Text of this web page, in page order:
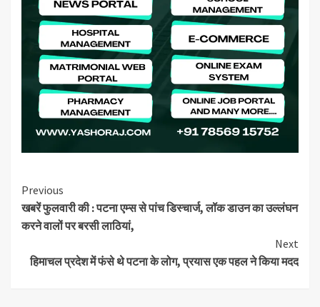
Continue
Reading
Previous
खबरें फुलवारी की : पटना एम्स से पांच डिस्चार्ज, लॉक डाउन का उल्लंघन
करने वालों पर बरसी लाठियां,
Next
हिमाचल प्रदेश में फंसे थे पटना के लोग, प्रयास एक पहल ने किया मदद